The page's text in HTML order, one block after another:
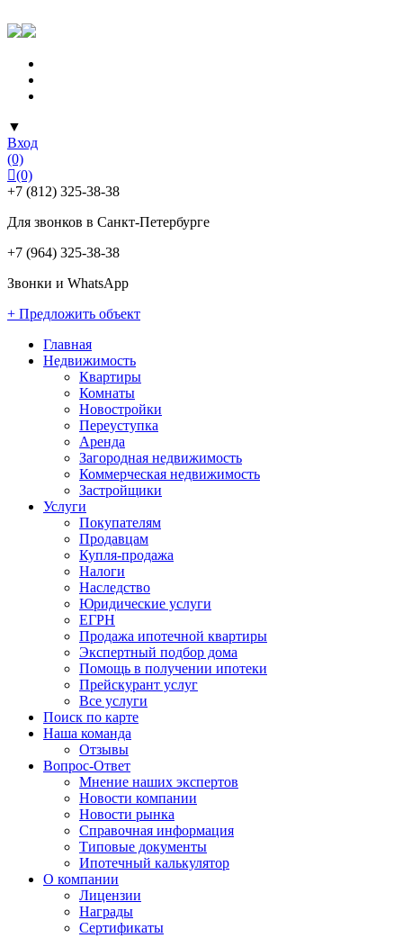
▼
Вход
(0)
(0)
+7 (812) 325-38-38
Для звонков в Санкт-Петербурге
+7 (964) 325-38-38
Звонки и WhatsApp
+ Предложить объект
Главная
Недвижимость
Квартиры
Комнаты
Новостройки
Переуступка
Аренда
Загородная недвижимость
Коммерческая недвижимость
Застройщики
Услуги
Покупателям
Продавцам
Купля-продажа
Налоги
Наследство
Юридические услуги
ЕГРН
Продажа ипотечной квартиры
Экспертный подбор дома
Помощь в получении ипотеки
Прейскурант услуг
Все услуги
Поиск по карте
Наша команда
Отзывы
Вопрос-Ответ
Мнение наших экспертов
Новости компании
Новости рынка
Справочная информация
Типовые документы
Ипотечный калькулятор
О компании
Лицензии
Награды
Сертификаты